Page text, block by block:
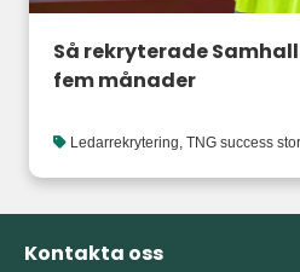
Så rekryterade
fem månader
Ledarrekrytering TNG success
Kontakta oss